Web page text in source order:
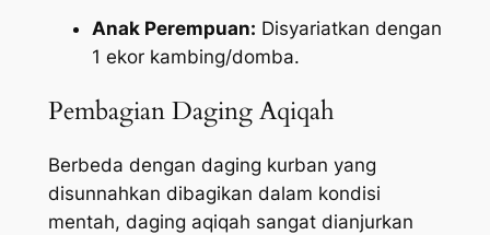
Anak Perempuan: Disyariatkan dengan
1 ekor kambing/domba.
Pembagian Daging Aqiqah
Berbeda dengan daging kurban yang
disunnahkan dibagikan dalam kondisi
mentah, daging aqiqah sangat dianjurkan